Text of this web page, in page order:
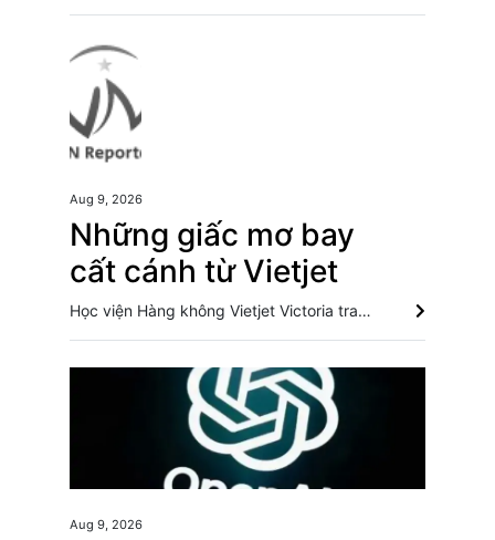
Aug 9, 2026
Những giấc mơ bay
cất cánh từ Vietjet
Học viện Hàng không Vietjet Victoria trao chứng chỉ tốt nghiệp cho những tân tiếp viên đến từ nhiều quốc gia, đánh dấu hành trình mới của những người trẻ mang theo giấc mơ chinh phục bầu trời. Vietjet được vinh danh với giải thưởng Hàng không Hybrid hàng đầu tại Hàn Quốc Vietjet bứt phá với mạng bay quốc tế, đội tàu đặt hàng hơn 600 máy bay Vietjet Air sắp khai thác trở lại 5 đường bay đến Đà Lạt từ tháng Tám
Aug 9, 2026